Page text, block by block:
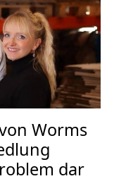
Worms
dar